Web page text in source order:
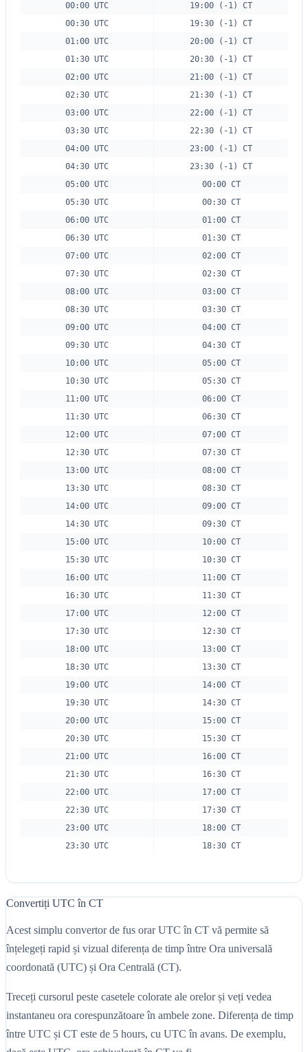
00:00 UTC
19:00 (-1) CT
00:30 UTC
19:30 (-1) CT
01:00 UTC
20:00 (-1) CT
01:30 UTC
20:30 (-1) CT
02:00 UTC
21:00 (-1) CT
02:30 UTC
21:30 (-1) CT
03:00 UTC
22:00 (-1) CT
03:30 UTC
22:30 (-1) CT
04:00 UTC
23:00 (-1) CT
04:30 UTC
23:30 (-1) CT
05:00 UTC
00:00 CT
05:30 UTC
00:30 CT
06:00 UTC
01:00 CT
06:30 UTC
01:30 CT
07:00 UTC
02:00 CT
07:30 UTC
02:30 CT
08:00 UTC
03:00 CT
08:30 UTC
03:30 CT
09:00 UTC
04:00 CT
09:30 UTC
04:30 CT
10:00 UTC
05:00 CT
10:30 UTC
05:30 CT
11:00 UTC
06:00 CT
11:30 UTC
06:30 CT
12:00 UTC
07:00 CT
12:30 UTC
07:30 CT
13:00 UTC
08:00 CT
13:30 UTC
08:30 CT
14:00 UTC
09:00 CT
14:30 UTC
09:30 CT
15:00 UTC
10:00 CT
15:30 UTC
10:30 CT
16:00 UTC
11:00 CT
16:30 UTC
11:30 CT
17:00 UTC
12:00 CT
17:30 UTC
12:30 CT
18:00 UTC
13:00 CT
18:30 UTC
13:30 CT
19:00 UTC
14:00 CT
19:30 UTC
14:30 CT
20:00 UTC
15:00 CT
20:30 UTC
15:30 CT
21:00 UTC
16:00 CT
21:30 UTC
16:30 CT
22:00 UTC
17:00 CT
22:30 UTC
17:30 CT
23:00 UTC
18:00 CT
23:30 UTC
18:30 CT
Convertiți UTC în CT
Acest simplu convertor de fus orar UTC în CT vă permite să
înțelegeți rapid și vizual diferența de timp între Ora universală
coordonată (UTC) și Ora Centrală (CT).
Treceți cursorul peste casetele colorate ale orelor și veți vedea
instantaneu ora corespunzătoare în ambele zone. Diferența de timp
între UTC și CT este de 5 hours, cu UTC în avans. De exemplu,